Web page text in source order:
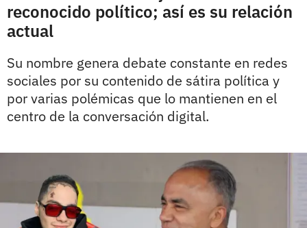
reconocido político; así es su relación
actual
Su nombre genera debate constante en redes
sociales por su contenido de sátira política y
por varias polémicas que lo mantienen en el
centro de la conversación digital.